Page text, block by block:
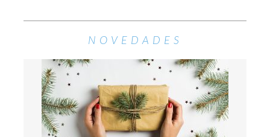
NOVEDADES